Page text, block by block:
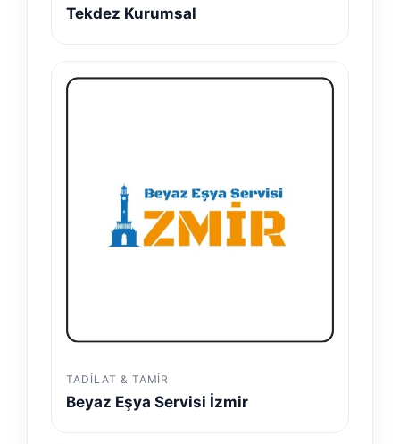
Tekdez Kurumsal
TADILAT & TAMIR
Beyaz Eşya Servisi İzmir